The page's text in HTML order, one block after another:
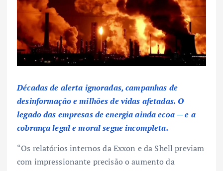
Décadas de alerta ignoradas, campanhas de
desinformação e milhões de vidas afetadas. O
legado das empresas de energia ainda ecoa — e a
cobrança legal e moral segue incompleta.
“Os relatórios internos da Exxon e da Shell previam
com impressionante precisão o aumento da